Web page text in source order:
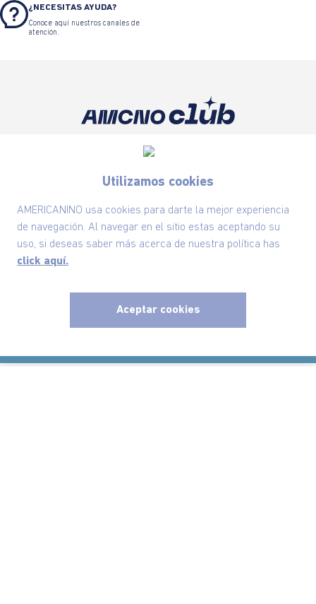
Utilizamos cookies
AMERICANINO usa cookies para darte la mejor experiencia
de navegación. Al navegar en el sitio estas aceptando su
uso, si deseas saber más acerca de nuestra política has
click aquí.
Aceptar cookies
¿NECESITAS AYUDA?
Conoce aquí nuestros canales de
atención.
Suscríbete ahora nuestro Newsletter y recibe
las ofertas exclusivas y lo último en moda
Nuestra Marca